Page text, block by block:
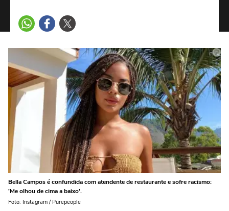
Bella Campos é confundida com atendente de restaurante e sofre racismo:
'Me olhou de cima a baixo'.
Foto: Instagram / Purepeople